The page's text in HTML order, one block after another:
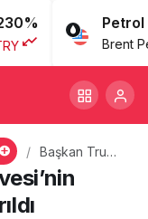
Petrol
Brent Petrol
Başkan Trump
NATO
Zirvesi’nin
+